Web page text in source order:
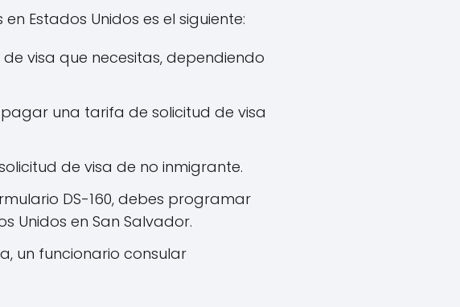
Estados Unidos es el siguiente:
visa que necesitas, dependiendo
una tarifa de solicitud de visa
de visa de no inmigrante.
DS-160, debes programar
Unidos en San Salvador.
un funcionario consular